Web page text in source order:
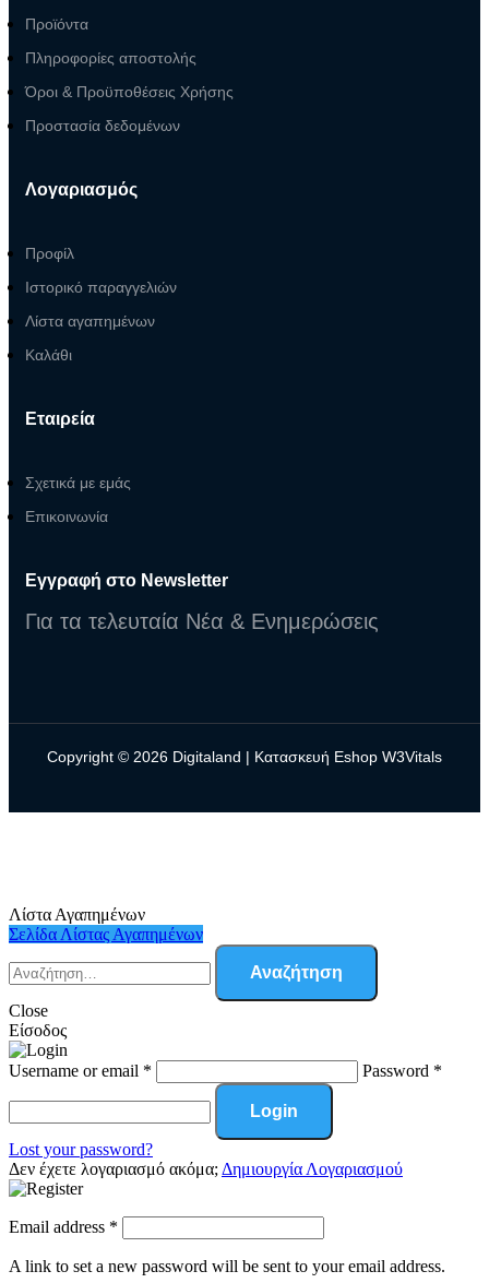
Προϊόντα
Πληροφορίες αποστολής
Όροι & Προϋποθέσεις Χρήσης
Προστασία δεδομένων
Λογαριασμός
Προφίλ
Ιστορικό παραγγελιών
Λίστα αγαπημένων
Καλάθι
Εταιρεία
Σχετικά με εμάς
Επικοινωνία
Εγγραφή στο Newsletter
Για τα τελευταία Νέα & Ενημερώσεις
Copyright © 2026 Digitaland | Κατασκευή Eshop W3Vitals
Λίστα Αγαπημένων
Σελίδα Λίστας Αγαπημένων
Close
Είσοδος
Username or email * Password *
Login
Lost your password?
Δεν έχετε λογαριασμό ακόμα; Δημιουργία Λογαριασμού
Email address *
A link to set a new password will be sent to your email address.